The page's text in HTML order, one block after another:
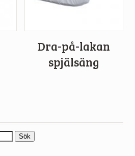
Dra-på-lakan
spjälsäng
Sök